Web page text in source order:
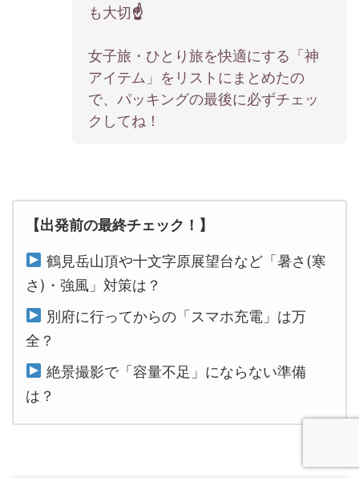
も大切☝️
女子旅・ひとり旅を快適にする「神
アイテム」をリストにまとめたの
で、パッキングの最後に必ずチェッ
クしてね！
【出発前の最終チェック！】
鶴見岳山頂や十文字原展望台など「暑さ(寒
さ)・強風」対策は？
別府に行ってからの「スマホ充電」は万
全？
絶景撮影で「容量不足」にならない準備
は？